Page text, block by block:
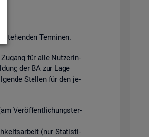
Ter­mi­nen.
für alle Nut­ze­rin­
der BAzur Lage
Stel­len für den je­
Ver­öf­fent­li­chungs­ter­
(nur Sta­tis­ti­